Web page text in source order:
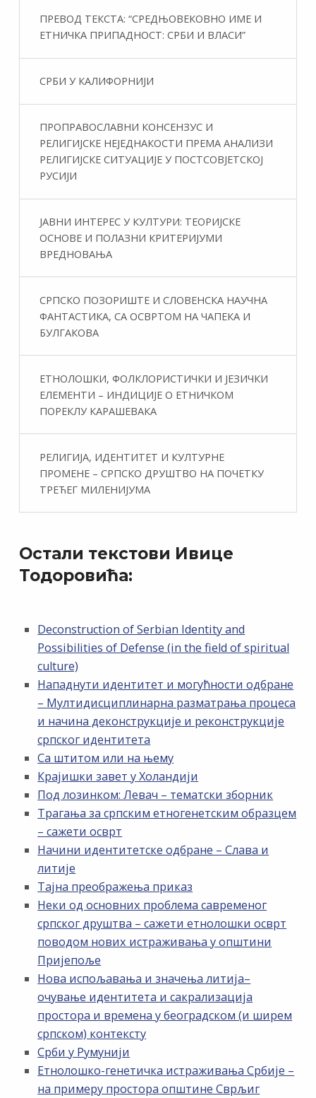
ПРЕВОД ТЕКСТА: “СРЕДЊОВЕКОВНО ИМЕ И
ЕТНИЧКА ПРИПАДНОСТ: СРБИ И ВЛАСИ”
СРБИ У КАЛИФОРНИЈИ
ПРОПРАВОСЛАВНИ КОНСЕНЗУС И
РЕЛИГИЈСКЕ НЕЈЕДНАКОСТИ ПРЕМА АНАЛИЗИ
РЕЛИГИЈСКЕ СИТУАЦИЈЕ У ПОСТСОВЈЕТСКОЈ
РУСИЈИ
ЈАВНИ ИНТЕРЕС У КУЛТУРИ: ТЕОРИЈСКЕ
ОСНОВЕ И ПОЛАЗНИ КРИТЕРИЈУМИ
ВРЕДНОВАЊА
СРПСКО ПОЗОРИШТЕ И СЛОВЕНСКА НАУЧНА
ФАНТАСТИКA, СА ОСВРТОМ НА ЧАПЕКА И
БУЛГАКОВА
ЕТНОЛОШКИ, ФОЛКЛОРИСТИЧКИ И ЈЕЗИЧКИ
ЕЛЕМЕНТИ – ИНДИЦИЈЕ О ЕТНИЧКОМ
ПОРЕКЛУ КАРАШЕВАКА
РЕЛИГИЈА, ИДЕНТИТЕТ И КУЛТУРНЕ
ПРОМЕНЕ – СРПСКО ДРУШТВО НА ПОЧЕТКУ
ТРЕЋЕГ МИЛЕНИЈУМА
Остали текстови Ивице
Тодоровића:
Deconstruction of Serbian Identity and
Possibilities of Defense (in the field of spiritual
culture)
Нападнути идентитет и могућности одбране
– Мултидисциплинарна разматрања процеса
и начина деконструкције и реконструкције
српског идентитета
Са штитом или на њему
Крајишки завет у Холандији
Под лозинком: Левач – тематски зборник
Трагања за српским етногенетским образцем
– сажети осврт
Начини идентитетске одбране – Слава и
литије
Тајна преображења приказ
Неки од основних проблема савременог
српског друштва – сажети етнолошки осврт
поводом нових истраживања у општини
Пријепоље
Нова испољавања и значења литија–
очување идентитета и сакрализација
простора и времена у београдском (и ширем
српском) контексту
Срби у Румунији
Етнолошко-генетичка истраживања Србије –
на примеру простора општине Сврљиг